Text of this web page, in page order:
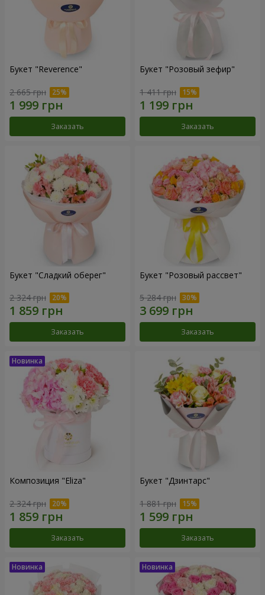
Букет "Reverence"
2 665 грн
Заказать
Букет "Розовый зефир"
1 411 грн
Заказать
Букет "Сладкий оберег"
2 324 грн
Заказать
Букет "Розовый рассвет"
5 284 грн
Заказать
Композиция "Eliza"
2 324 грн
Заказать
Букет "Дзинтарс"
1 881 грн
Заказать